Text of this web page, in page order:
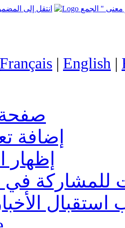
انتقل إلى
Français | English |
صفحة
إضافة
إظهار
للمشاركة في